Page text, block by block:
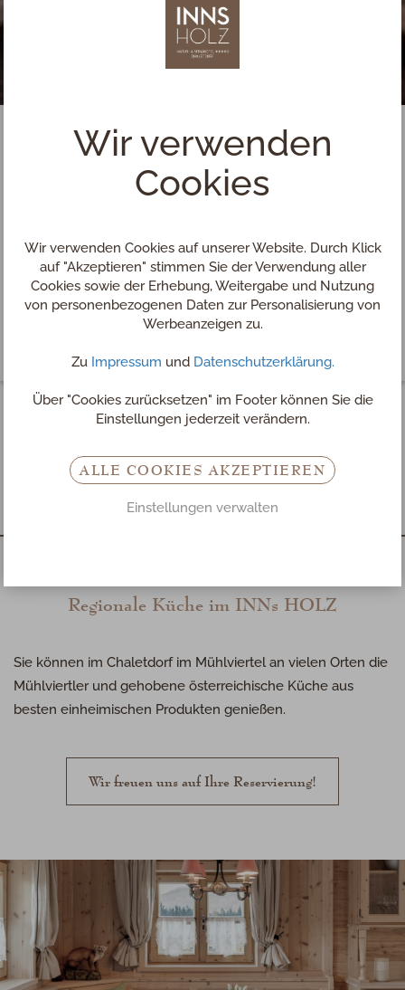
Kulinarik & Genuss im Chalet
im Mühlviertel
Regionale Küche im INNs HOLZ
Sie können im Chaletdorf im Mühlviertel an vielen Orten die
Mühlviertler und gehobene österreichische Küche aus
besten einheimischen Produkten genießen.
Wir freuen uns auf Ihre Reservierung!
Wir verwenden
Cookies
Wir verwenden Cookies auf unserer Website. Durch Klick
auf "Akzeptieren" stimmen Sie der Verwendung aller
Cookies sowie der Erhebung, Weitergabe und Nutzung
von personenbezogenen Daten zur Personalisierung von
Werbeanzeigen zu.
Zu Impressum und Datenschutzerklärung.
Über "Cookies zurücksetzen" im Footer können Sie die
Einstellungen jederzeit verändern.
ALLE COOKIES AKZEPTIEREN
Einstellungen verwalten